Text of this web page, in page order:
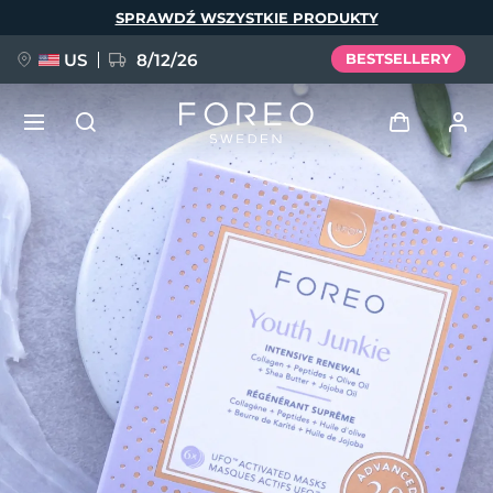
SPRAWDŹ WSZYSTKIE PRODUKTY
US 8/12/26 BESTSELLERY
Zaloguj
Profil użytkownika
Moje urządzenia
Moje zamówienia
Moje adresy
Moje subskrypcje
NOWOŚĆ
FAQ™ Pure Beauty-Tech Elixir
BREAKING NEWS
issa™ Teeth Whitening Set
Język
English Deutsch
Español
Français
Italiano
Português
Polski
Svenska
Русский
Türkçe
简体中文 繁體中文